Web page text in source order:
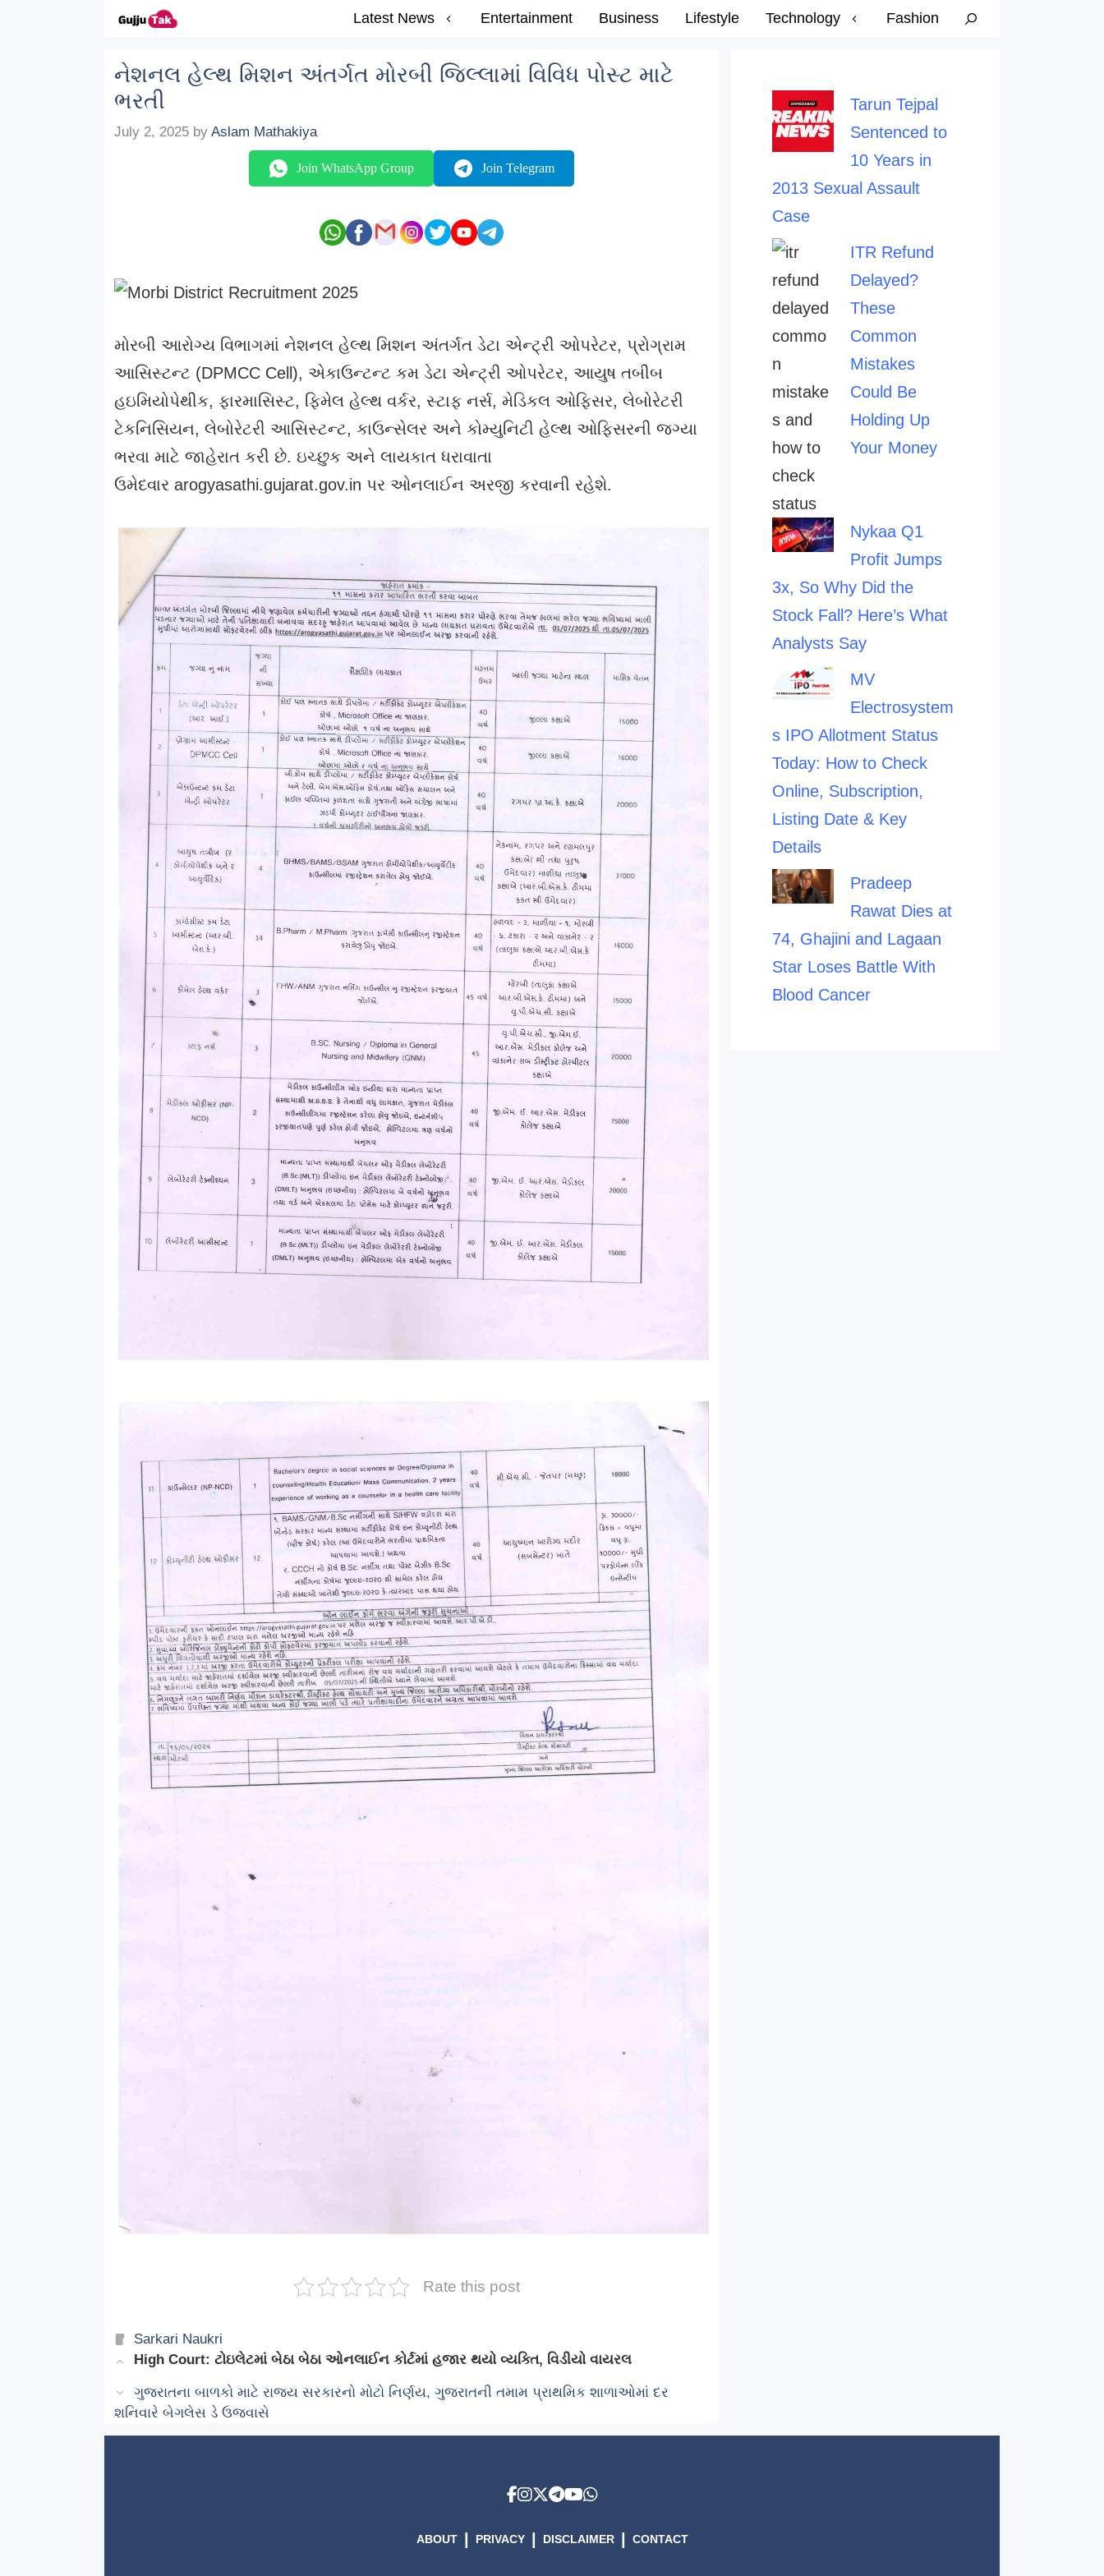
Latest News Entertainment Business Lifestyle Technology Fashion
નેશનલ હેલ્થ મિશન અંતર્ગત મોરબી જિલ્લામાં વિવિધ પોસ્ટ માટે
ભરતી
July 2, 2025 by Aslam Mathakiya
Join WhatsApp Group Join Telegram
મોરબી આરોગ્ય વિભાગમાં નેશનલ હેલ્થ મિશન અંતર્ગત ડેટા એન્ટ્રી ઓપરેટર, પ્રોગ્રામ
આસિસ્ટન્ટ (DPMCC Cell), એકાઉન્ટન્ટ કમ ડેટા એન્ટ્રી ઓપરેટર, આયુષ તબીબ
હઇમિયોપેથીક, ફારમાસિસ્ટ, ફિમેલ હેલ્થ વર્કર, સ્ટાફ નર્સ, મેડિકલ ઓફિસર, લેબોરેટરી
ટેકનિસિયન, લેબોરેટરી આસિસ્ટન્ટ, કાઉન્સેલર અને કોમ્યુનિટી હેલ્થ ઓફિસરની જગ્યા
ભરવા માટે જાહેરાત કરી છે. ઇચ્છુક અને લાયકાત ધરાવાતા
ઉમેદવાર arogyasathi.gujarat.gov.in પર ઓનલાઈન અરજી કરવાની રહેશે.
Rate this post
Categories
Sarkari Naukri
High Court: ટોઇલેટમાં બેઠા બેઠા ઓનલાઈન કોર્ટમાં હજાર થયો વ્યક્તિ, વિડીયો વાયરલ
ગુજરાતના બાળકો માટે રાજ્ય સરકારનો મોટો નિર્ણય, ગુજરાતની તમામ પ્રાથમિક શાળાઓમાં દર
શનિવારે બેગલેસ ડે ઉજવાસે
Tarun Tejpal
Sentenced to
10 Years in
2013 Sexual Assault
Case
ITR Refund
Delayed?
These
Common
Mistakes
Could Be
Holding Up
Your Money
Nykaa Q1
Profit Jumps
3x, So Why Did the
Stock Fall? Here’s What
Analysts Say
MV
Electrosystem
s IPO Allotment Status
Today: How to Check
Online, Subscription,
Listing Date & Key
Details
Pradeep
Rawat Dies at
74, Ghajini and Lagaan
Star Loses Battle With
Blood Cancer
ABOUT PRIVACY DISCLAIMER CONTACT